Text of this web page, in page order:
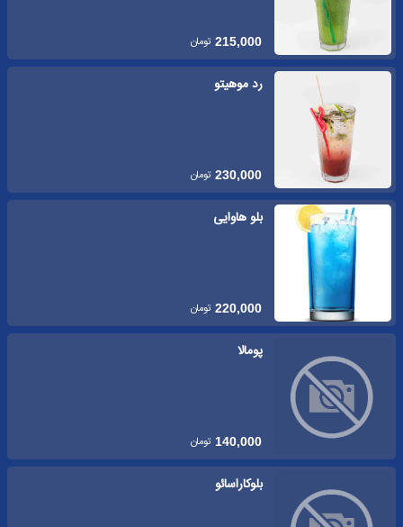
215,000 تومان
رد موهیتو
230,000 تومان
بلو هاوایی
220,000 تومان
پومالا
140,000 تومان
بلوکاراسائو